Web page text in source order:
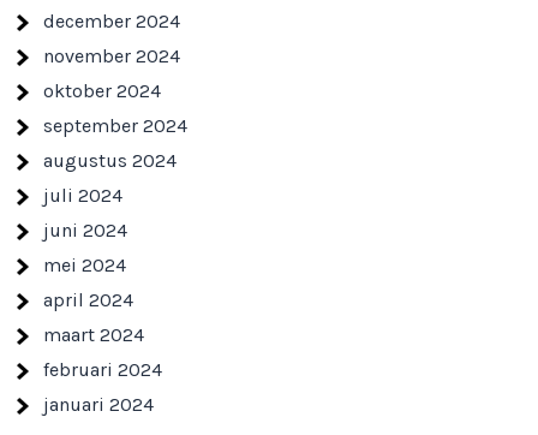
december 2024
november 2024
oktober 2024
september 2024
augustus 2024
juli 2024
juni 2024
mei 2024
april 2024
maart 2024
februari 2024
januari 2024